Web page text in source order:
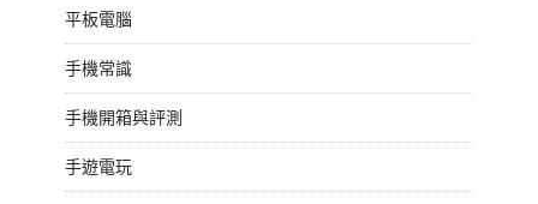
平板電腦
手機常識
手機開箱與評測
手遊電玩